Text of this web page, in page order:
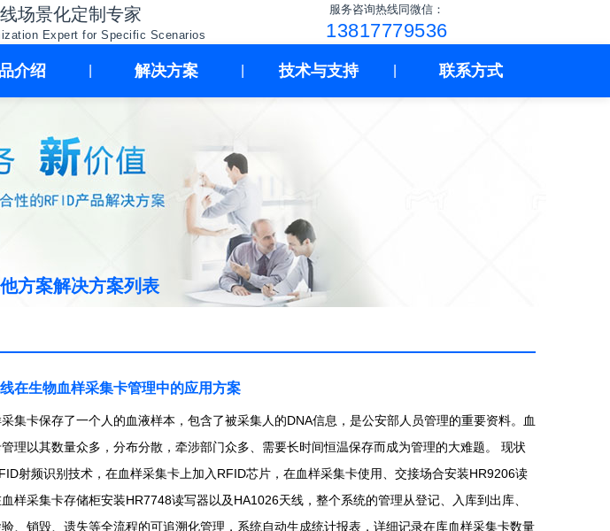
场景化定制专家
Expert for Specific Scenarios
服务咨询热线同微信：
13817779536
介绍 解决方案 技术与支持 联系方式
方案解决方案列表
在生物血样采集卡管理中的应用方案
集卡保存了一个人的血液样本，包含了被采集人的DNA信息，是公安部人员管理的重要资料。血
理以其数量众多，分布分散，牵涉部门众多、需要长时间恒温保存而成为管理的大难题。 现状
射频识别技术，在血样采集卡上加入RFID芯片，在血样采集卡使用、交接场合安装HR9206读
样采集卡存储柜安装HR7748读写器以及HA1026天线，整个系统的管理从登记、入库到出库、
、销毁、遗失等全流程的可追溯化管理，系统自动生成统计报表，详细记录在库血样采集卡数量